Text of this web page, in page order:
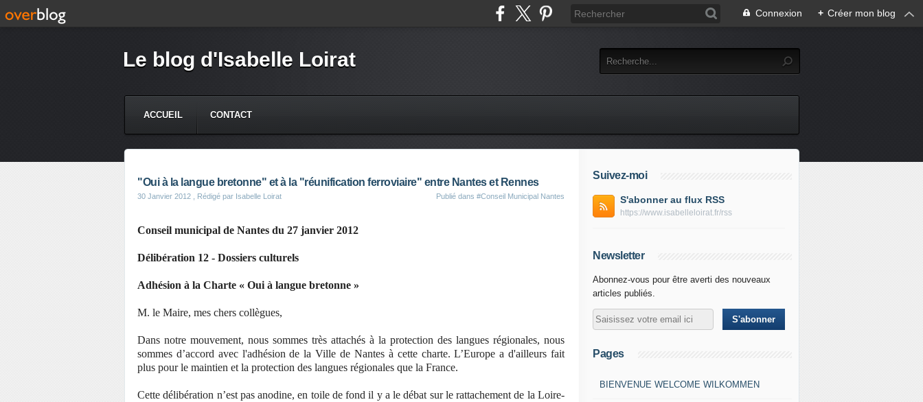
Connexion + Créer mon blog
Le blog d'Isabelle Loirat
ACCUEIL CONTACT
"Oui à la langue bretonne" et à la "réunification ferroviaire" entre Nantes et Rennes
30 Janvier 2012 , Rédigé par Isabelle Loirat Publié dans #Conseil Municipal Nantes
Conseil municipal de Nantes du 27 janvier 2012
Délibération 12 - Dossiers culturels
Adhésion à la Charte « Oui à langue bretonne »
M. le Maire, mes chers collègues,
Dans notre mouvement, nous sommes très attachés à la protection des langues régionales, nous
sommes d’accord avec l'adhésion de la Ville de Nantes à cette charte. L’Europe a d'ailleurs fait
plus pour le maintien et la protection des langues régionales que la France.
Cette délibération n’est pas anodine, en toile de fond il y a le débat sur le rattachement de la Loire-
Suivez-moi
S'abonner au flux RSS
https://www.isabelleloirat.fr/rss
Newsletter
Abonnez-vous pour être averti des nouveaux
articles publiés.
Pages
BIENVENUE WELCOME WILKOMMEN